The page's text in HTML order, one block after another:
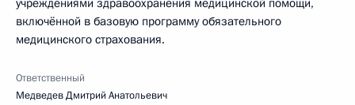
учреждениями здравоохранения медицинской помощи,
включённой в базовую программу обязательного
медицинского страхования.
Ответственный
Медведев Дмитрий Анатольевич